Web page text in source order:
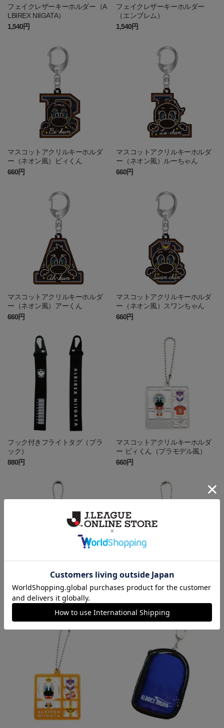
フェイクレザーキーホルダー（A
LBIREX NIIGATA）
1,540円
フェイクレザーキーホルダー
（エンブレム）
1,540円
マスコットアクリルキーホルダ
ー（ネオン風）ビィくん
660円
マスコットアクリルキーホルダ
ー（ネオン風）ルーちゃん
660円
マスコットアクリルキーホルダ
ー（ネオン風）アーくん
660円
マスコットアクリルキーホルダ
ー（ネオン風）スワンちゃん
660円
フック付きフライトタグ（ブラ
ック）
880円
マスコットアクリルキーホルダ
ー ビィくん（プラモデル風）
660円
マスコットアクリルキーホルダ
ー ルーちゃん（プラモデル風）
マスコットアクリルキーホルダ